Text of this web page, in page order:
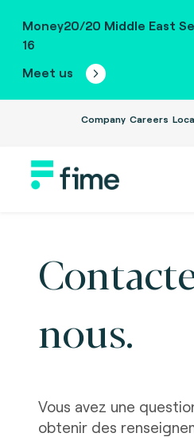
Money20/20 Middle East
16
Meet us
Company Careers
nous.
Vous avez une
obtenir des